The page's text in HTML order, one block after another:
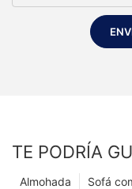
TE PODRÍA
Sofá
Almohada